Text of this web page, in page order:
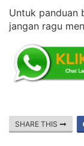
Untuk panduan
jangan ragu
SHARE THIS